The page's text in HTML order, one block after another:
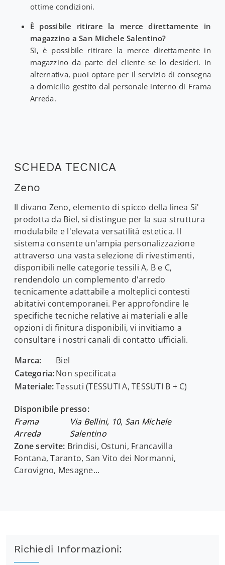
ottime condizioni.
È possibile ritirare la merce direttamente in
magazzino a San Michele Salentino?
Sì, è possibile ritirare la merce direttamente in
magazzino da parte del cliente se lo desideri. In
alternativa, puoi optare per il servizio di consegna
a domicilio gestito dal personale interno di Frama
Arreda.
SCHEDA TECNICA
Zeno
Il divano Zeno, elemento di spicco della linea Si'
prodotta da Biel, si distingue per la sua struttura
modulabile e l'elevata versatilità estetica. Il
sistema consente un'ampia personalizzazione
attraverso una vasta selezione di rivestimenti,
disponibili nelle categorie tessili A, B e C,
rendendolo un complemento d'arredo
tecnicamente adattabile a molteplici contesti
abitativi contemporanei. Per approfondire le
specifiche tecniche relative ai materiali e alle
opzioni di finitura disponibili, vi invitiamo a
consultare i nostri canali di contatto ufficiali.
Marca:
Biel
Categoria:Non specificata
Materiale:Tessuti (TESSUTI A, TESSUTI B + C)
Disponibile presso:
Frama
Arreda
Via Bellini, 10, San Michele
Salentino
Zone servite: Brindisi, Ostuni, Francavilla
Fontana, Taranto, San Vito dei Normanni,
Carovigno, Mesagne...
Richiedi Informazioni: